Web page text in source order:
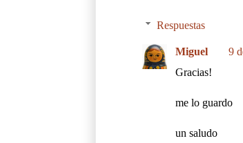
Respuestas
Miguel
9
Gracias!
me lo guardo
un saludo